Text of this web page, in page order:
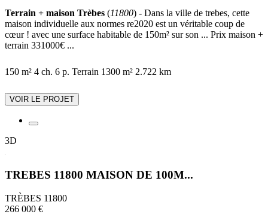
Terrain + maison Trèbes (11800) - Dans la ville de trebes, cette
maison individuelle aux normes re2020 est un véritable coup de
cœur ! avec une surface habitable de 150m² sur son ... Prix maison +
terrain 331000€ ...
150 m² 4 ch. 6 p. Terrain 1300 m² 2.722 km
VOIR LE PROJET
3D
TREBES 11800 MAISON DE 100M...
TRÈBES 11800
266 000 €